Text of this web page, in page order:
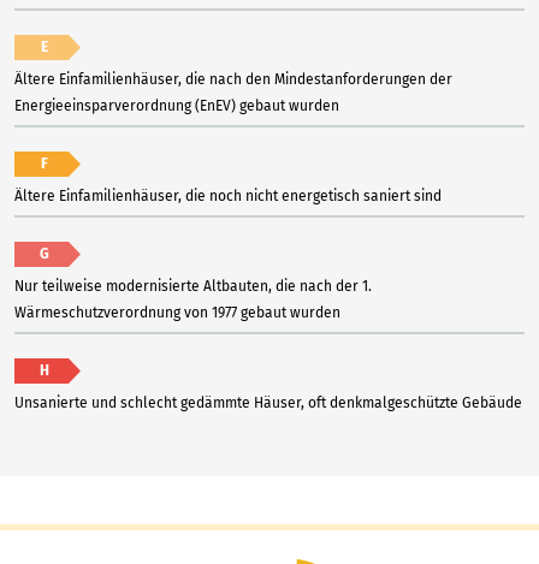
E
Ältere Einfamilienhäuser, die nach den Mindestanforderungen der
Energieeinsparverordnung (EnEV) gebaut wurden
F
Ältere Einfamilienhäuser, die noch nicht energetisch saniert sind
G
Nur teilweise modernisierte Altbauten, die nach der 1.
Wärmeschutzverordnung von 1977 gebaut wurden
H
Unsanierte und schlecht gedämmte Häuser, oft denkmalgeschützte Gebäude